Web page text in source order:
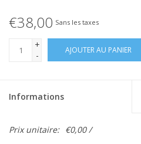
€38,00 Sans les taxes
+
-
AJOUTER AU PANIER
Informations
Prix unitaire: €0,00 /